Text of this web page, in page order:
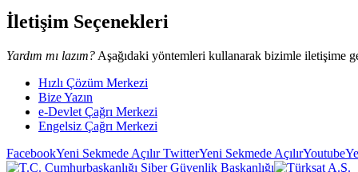
İletişim Seçenekleri
Yardım mı lazım? Aşağıdaki yöntemleri kullanarak bizimle iletişime
Hızlı Çözüm Merkezi
Bize Yazın
e-Devlet Çağrı Merkezi
Engelsiz Çağrı Merkezi
FacebookYeni Sekmede AçılırTwitterYeni Sekmede AçılırYoutube